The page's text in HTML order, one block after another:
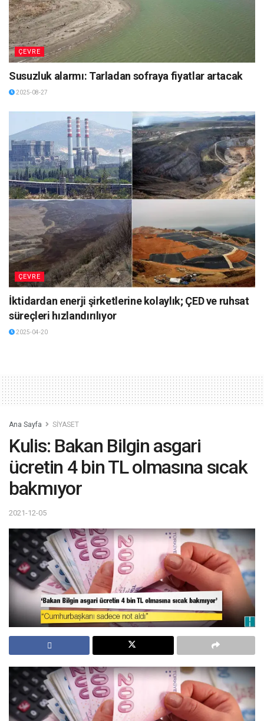
ÇEVRE
Susuzluk alarmı: Tarladan sofraya fiyatlar artacak
2025-08-27
ÇEVRE
İktidardan enerji şirketlerine kolaylık; ÇED ve ruhsat
süreçleri hızlandırılıyor
2025-04-20
Ana Sayfa SİYASET
Kulis: Bakan Bilgin asgari
ücretin 4 bin TL olmasına sıcak
bakmıyor
2021-12-05